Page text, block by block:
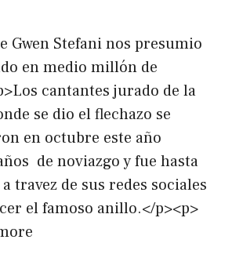
Gwen Stefani nos presumio
en medio millón de
cantantes jurado de la
se dio el flechazo se
en octubre este año
de noviazgo y fue hasta
travez de sus redes sociales
el famoso anillo.</p><p>